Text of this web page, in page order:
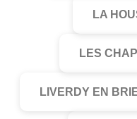
LA
LES
LIVERDY EN